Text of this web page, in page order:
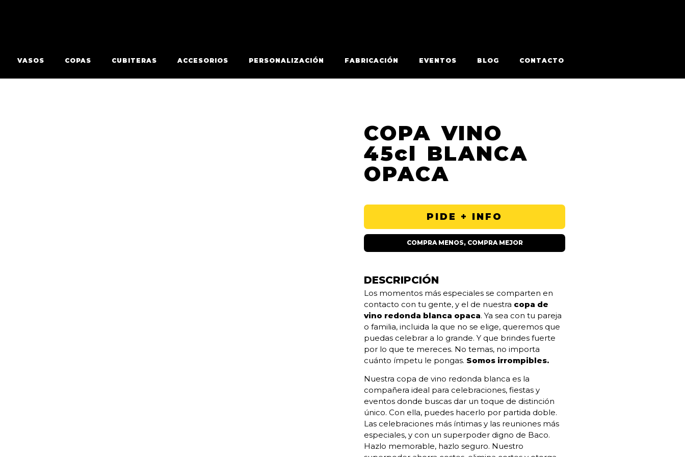
VASOS COPAS CUBITERAS ACCESORIOS PERSONALIZACIÓN FABRICACIÓN EVENTOS BLOG CONTACTO
COPA VINO
45cl BLANCA
OPACA
PIDE + INFO
COMPRA MENOS, COMPRA MEJOR
DESCRIPCIÓN
Los momentos más especiales se comparten en
contacto con tu gente, y el de nuestra copa de
vino redonda blanca opaca. Ya sea con tu pareja
o familia, incluida la que no se elige, queremos que
puedas celebrar a lo grande. Y que brindes fuerte
por lo que te mereces. No temas, no importa
cuánto ímpetu le pongas. Somos irrompibles.
Nuestra copa de vino redonda blanca es la
compañera ideal para celebraciones, fiestas y
eventos donde buscas dar un toque de distinción
único. Con ella, puedes hacerlo por partida doble.
Las celebraciones más íntimas y las reuniones más
especiales, y con un superpoder digno de Baco.
Hazlo memorable, hazlo seguro. Nuestro